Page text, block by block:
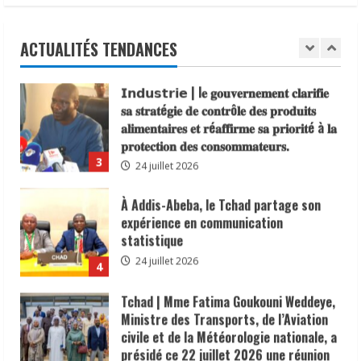
ACTUALITÉS TENDANCES
2
𝐜𝐡𝐨𝐥é𝐫𝐚
3
𝗜𝗻𝗱𝘂𝘀𝘁𝗿𝗶𝗲 | l𝐞 𝐠𝐨𝐮𝐯𝐞𝐫𝐧𝐞𝐦𝐞𝐧𝐭 𝐜𝐥𝐚𝐫𝐢𝐟𝐢𝐞
𝐬𝐚 𝐬𝐭𝐫𝐚𝐭é𝐠𝐢𝐞 𝐝𝐞 𝐜𝐨𝐧𝐭𝐫ô𝐥𝐞 𝐝𝐞𝐬 𝐩𝐫𝐨𝐝𝐮𝐢𝐭𝐬
𝐚𝐥𝐢𝐦𝐞𝐧𝐭𝐚𝐢𝐫𝐞𝐬 𝐞𝐭 𝐫é𝐚𝐟𝐟𝐢𝐫𝐦𝐞 𝐬𝐚 𝐩𝐫𝐢𝐨𝐫𝐢𝐭é à 𝐥𝐚
𝐩𝐫𝐨𝐭𝐞𝐜𝐭𝐢𝐨𝐧 𝐝𝐞𝐬 𝐜𝐨𝐧𝐬𝐨𝐦𝐦𝐚𝐭𝐞𝐮𝐫𝐬.
24 juillet 2026
4
À Addis-Abeba, le Tchad partage son
expérience en communication
statistique
24 juillet 2026
Tchad | Mme Fatima Goukouni Weddeye,
Ministre des Transports, de l’Aviation
civile et de la Météorologie nationale, a
présidé ce 22 juillet 2026 une réunion